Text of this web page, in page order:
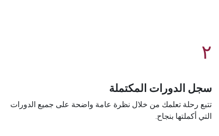
٢
سجل الدورات المكتملة
تتبع رحلة تعلمك من خلال نظرة عامة واضحة على جميع الدورات
التي أكملتها بنجاح.